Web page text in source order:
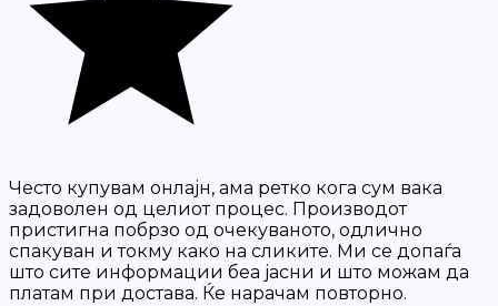
Често купувам онлајн, ама ретко кога сум вака
задоволен од целиот процес. Производот
пристигна побрзо од очекуваното, одлично
спакуван и токму како на сликите. Ми се допаѓа
што сите информации беа јасни и што можам да
платам при достава. Ќе нарачам повторно.